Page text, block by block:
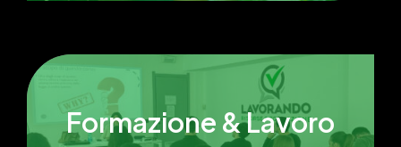
Formazione & Lavoro